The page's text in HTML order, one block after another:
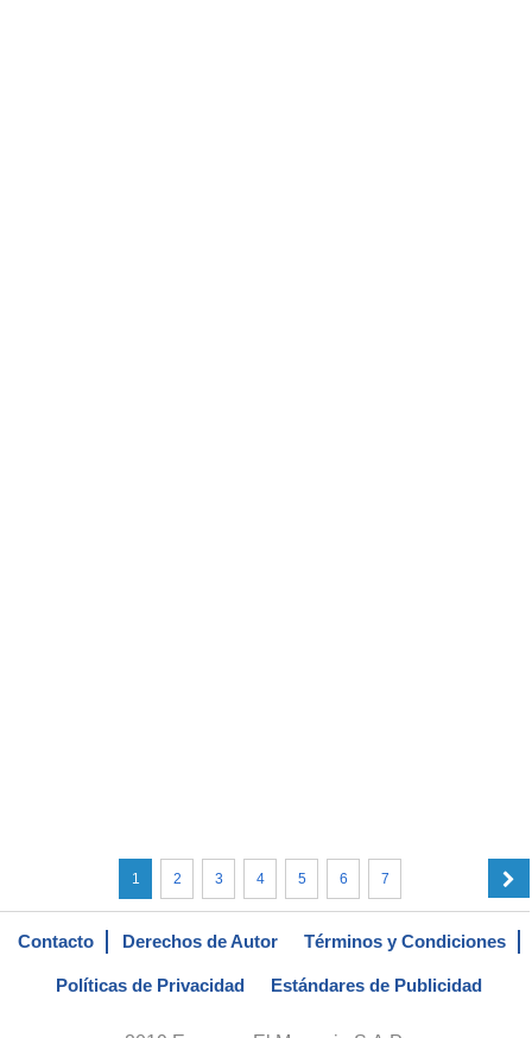
1 2 3 4 5 6 7
Contacto Derechos de Autor Términos y Condiciones
Políticas de Privacidad Estándares de Publicidad